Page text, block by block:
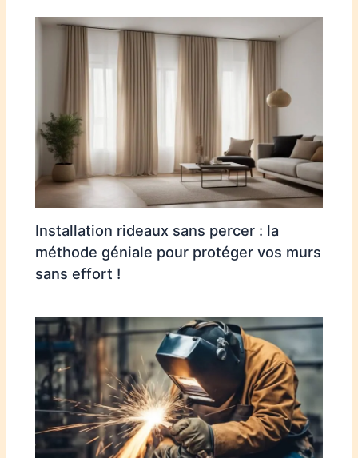
Installation rideaux sans percer : la
méthode géniale pour protéger vos murs
sans effort !